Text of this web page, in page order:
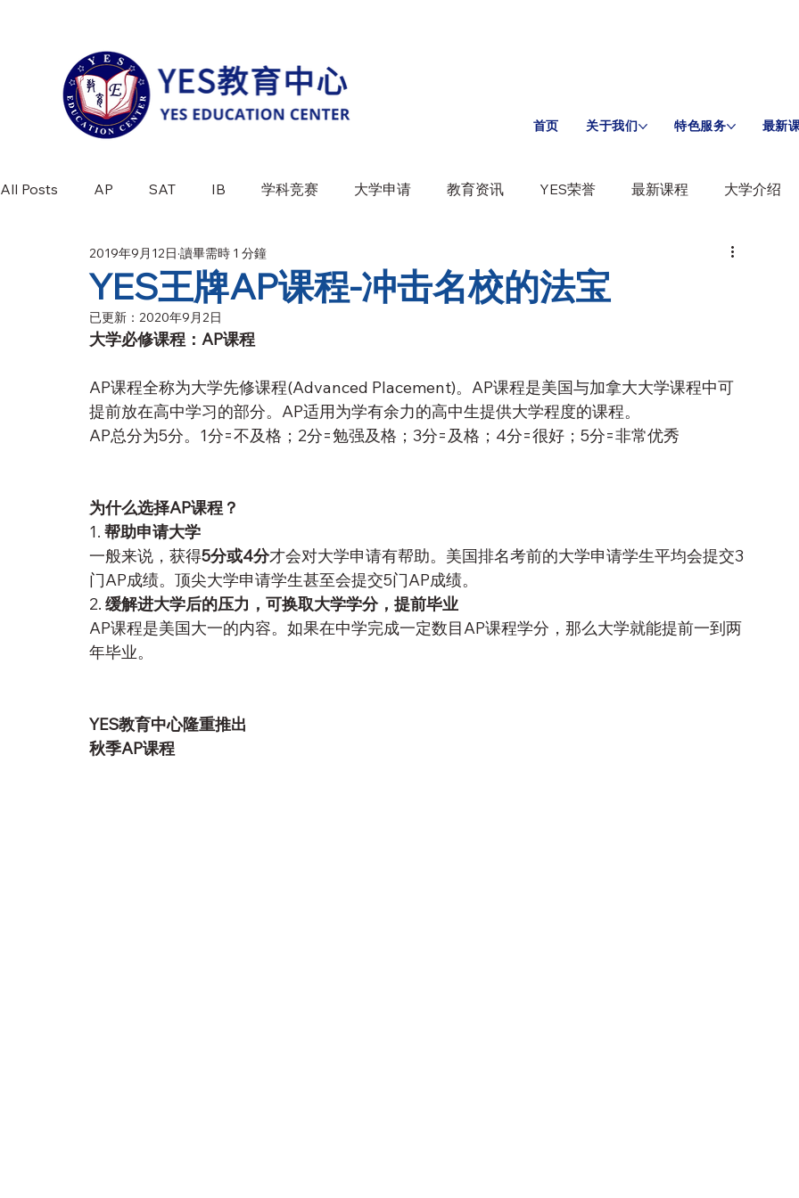
All Posts AP SAT IB 学科竞赛 大学申请 教育资讯 YES荣誉 最新课程 大学介绍
学科介绍 竞赛百科 最新活动
YES王牌AP课程-冲击名校的法宝
2019年9月12日 讀畢需時 1 分鐘
已更新： 2020年9月2日
大学必修课程：AP课程
AP课程全称为大学先修课程(Advanced Placement)。AP课程是美国与加拿大大学课程中可
提前放在高中学习的部分。AP适用为学有余力的高中生提供大学程度的课程。
AP总分为5分。1分=不及格；2分=勉强及格；3分=及格；4分=很好；5分=非常优秀
为什么选择AP课程？
1. 帮助申请大学
一般来说，获得5分或4分才会对大学申请有帮助。美国排名考前的大学申请学生平均会提交3
门AP成绩。顶尖大学申请学生甚至会提交5门AP成绩。
2. 缓解进大学后的压力，可换取大学学分，提前毕业
AP课程是美国大一的内容。如果在中学完成一定数目AP课程学分，那么大学就能提前一到两
年毕业。
YES教育中心隆重推出
秋季AP课程
首页 关于我们 特色服务 最新